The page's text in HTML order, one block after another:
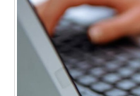
بانک، بیمه و سرمایه
مسکن و ساختمان